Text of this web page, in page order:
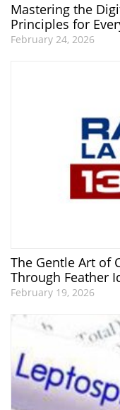
Mastering the
Principles for
February 24, 2026
The Gentle Art of
Through Feather
February 19, 2026